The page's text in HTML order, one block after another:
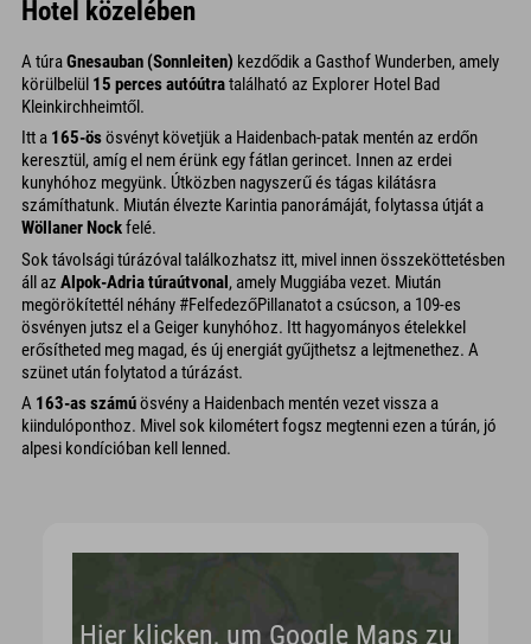
Hotel közelében
A túraGnesauban (Sonnleiten) kezdődik a Gasthof Wunderben, amely
körülbelül 15 perces autóútratalálható az Explorer Hotel Bad
Kleinkirchheimtől.
Itt a 165-ösösvényt követjük a Haidenbach-patak mentén az erdőn
keresztül, amíg el nem érünk egy fátlan gerincet. Innen az erdei
kunyhóhoz megyünk. Útközben nagyszerű és tágas kilátásra
számíthatunk. Miután élvezte Karintia panorámáját, folytassa útját a
Wöllaner Nockfelé.
Sok távolsági túrázóval találkozhatsz itt, mivel innen összeköttetésben
áll az Alpok-Adria túraútvonal, amely Muggiába vezet. Miután
megörökítettél néhány #FelfedezőPillanatot a csúcson, a 109-es
ösvényen jutsz el a Geiger kunyhóhoz. Itt hagyományos ételekkel
erősítheted meg magad, és új energiát gyűjthetsz a lejtmenethez. A
szünet után folytatod a túrázást.
A 163-as számúösvény a Haidenbach mentén vezet vissza a
kiindulóponthoz. Mivel sok kilométert fogsz megtenni ezen a túrán, jó
alpesi kondícióban kell lenned.
Hier klicken, um Google Maps zu